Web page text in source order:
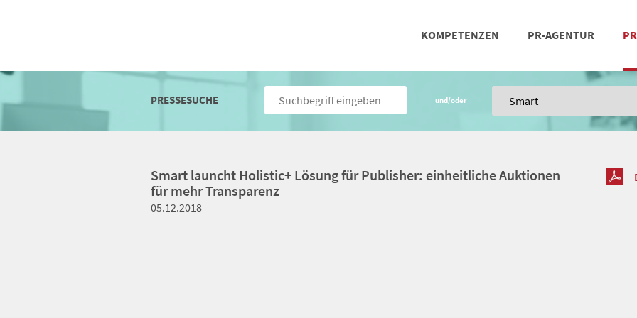
KOMPETENZEN PR-AGENTUR
PRESSESUCHE und/oder
Smart launcht Holistic+ Lösung für Publisher: einheitliche Auktionen
für mehr Transparenz
05.12.2018